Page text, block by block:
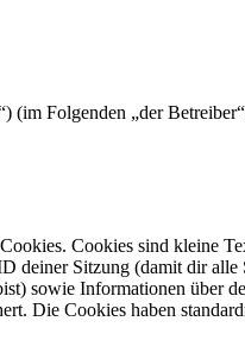
Folgenden „der
Cookies sind kleine
deiner Sitzung (damit dir
sowie Informationen über
Die Cookies haben